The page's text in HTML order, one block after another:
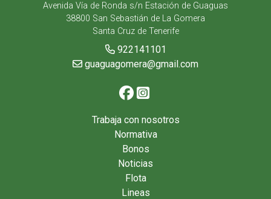
Avenida Vía de Ronda s/n Estación de Guaguas
38800 San Sebastián de La Gomera
Santa Cruz de Tenerife
922141101
guaguagomera@gmail.com
Trabaja con nosotros
Normativa
Bonos
Noticias
Flota
Lineas